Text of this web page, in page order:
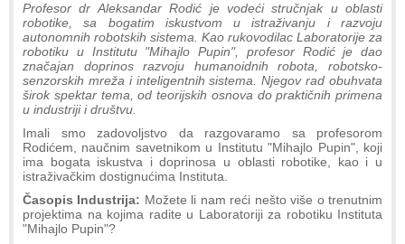
Profesor dr Aleksandar Rodić je vodeći stručnjak u oblasti
robotike, sa bogatim iskustvom u istraživanju i razvoju
autonomnih robotskih sistema. Kao rukovodilac Laboratorije za
robotiku u Institutu "Mihajlo Pupin", profesor Rodić je dao
značajan doprinos razvoju humanoidnih robota, robotsko-
senzorskih mreža i inteligentnih sistema. Njegov rad obuhvata
širok spektar tema, od teorijskih osnova do praktičnih primena
u industriji i društvu.
Imali smo zadovoljstvo da razgovaramo sa profesorom
Rodićem, naučnim savetnikom u Institutu "Mihajlo Pupin", koji
ima bogata iskustva i doprinosa u oblasti robotike, kao i u
istraživačkim dostignućima Instituta.
Časopis Industrija: Možete li nam reći nešto više o trenutnim
projektima na kojima radite u Laboratoriji za robotiku Instituta
"Mihajlo Pupin"?